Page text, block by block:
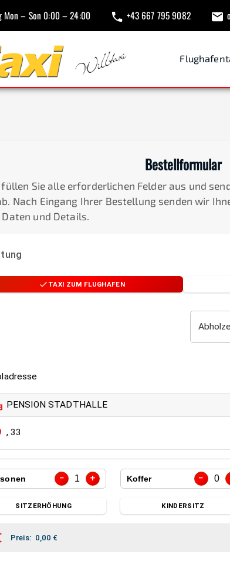
Mon – Son 0:00 – 24:00 +43 667 795 9082
Bestellformular
Sie alle erforderlichen Felder aus und
Nach Eingang Ihrer Bestellung senden wir
und Details.
TAXI ZUM FLUGHAFEN
PENSION STADTHALLE
,33
− 1 + Koffer − 0
SITZERHÖHUNG KINDERSITZ
Preis: 0,00 €